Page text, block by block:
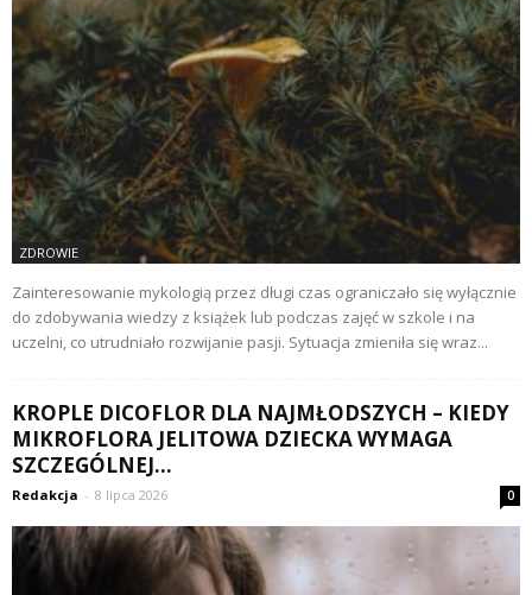
ZDROWIE
Zainteresowanie mykologią przez długi czas ograniczało się wyłącznie
do zdobywania wiedzy z książek lub podczas zajęć w szkole i na
uczelni, co utrudniało rozwijanie pasji. Sytuacja zmieniła się wraz...
KROPLE DICOFLOR DLA NAJMŁODSZYCH – KIEDY
MIKROFLORA JELITOWA DZIECKA WYMAGA
SZCZEGÓLNEJ...
Redakcja - 8 lipca 2026 0